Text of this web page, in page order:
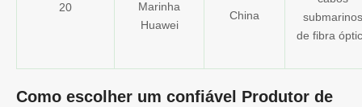
20
Marinha
Huawei
China
submarinos
de fibra
Como escolher um confiável Produtor de